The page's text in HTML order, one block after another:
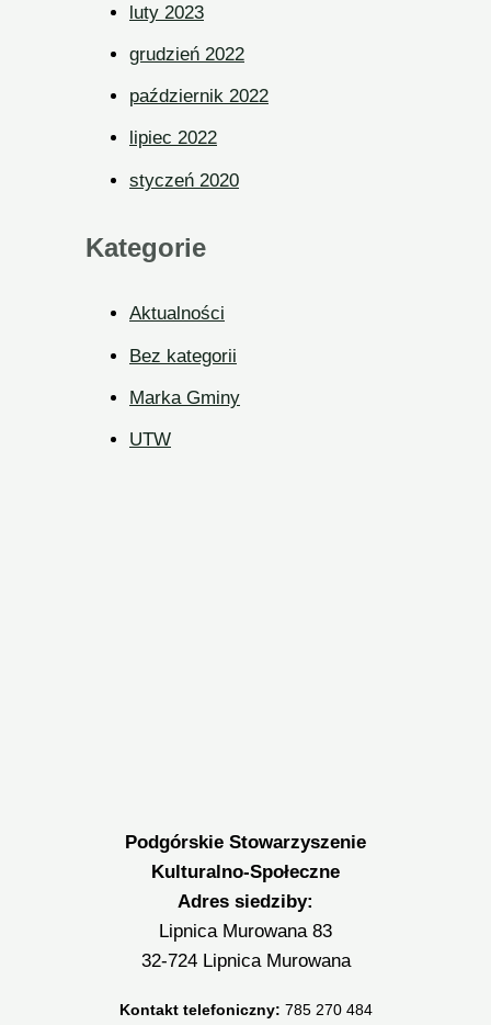
luty 2023
grudzień 2022
październik 2022
lipiec 2022
styczeń 2020
Kategorie
Aktualności
Bez kategorii
Marka Gminy
UTW
Podgórskie Stowarzyszenie
Kulturalno-Społeczne
Adres siedziby:
Lipnica Murowana 83
32-724 Lipnica Murowana
Kontakt telefoniczny: 785 270 484